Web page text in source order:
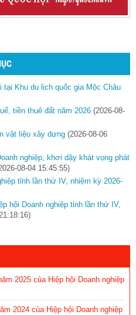
Khu du lịch quốc gia Mộc Châu
tiền thuê đất năm 2026 (2026-08-
vật liệu xây dựng (2026-08-06
nghiệp, khơi dậy khát vọng phát
08-04 15:45:55)
tỉnh lần thứ IV, nhiệm kỳ 2026-
hội Doanh nghiệp tỉnh lần thứ IV,
2025 của Hiệp hội Doanh nghiệp
2024 của Hiệp hội Doanh nghiệp